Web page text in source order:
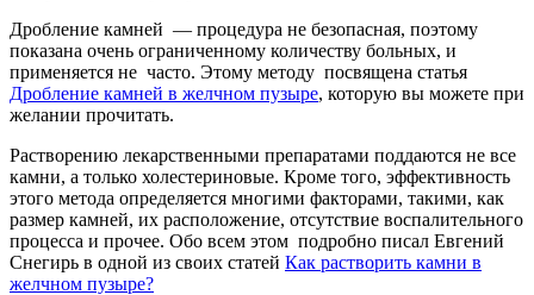
Дробление камней — процедура не безопасная, поэтому
показана очень ограниченному количеству больных, и
применяется не часто. Этому методу посвящена статья
Дробление камней в желчном пузыре, которую вы можете при
желании прочитать.
Растворению лекарственными препаратами поддаются не все
камни, а только холестериновые. Кроме того, эффективность
этого метода определяется многими факторами, такими, как
размер камней, их расположение, отсутствие воспалительного
процесса и прочее. Обо всем этом подробно писал Евгений
Снегирь в одной из своих статей Как растворить камни в
желчном пузыре?